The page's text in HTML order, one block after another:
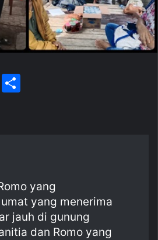
E
yang
yang menerima
jauh di gunung
dan Romo yang